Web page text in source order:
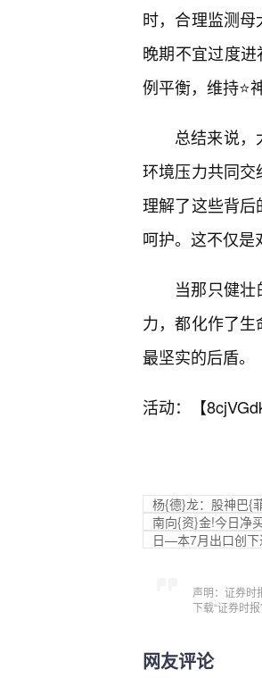
时，合理监测
晚期不宜过度
例平衡，维持⭐
总结来说
环境压力共同交
理解了这些背
呵护。这不仅是
当那只健
力，都化作了
最坚实的后盾。
活动：【
杨{德}龙：股神巴{
南向{资}金!今日净
日—本7月出口创下
声明：证券时
下载“证券时
网友评论